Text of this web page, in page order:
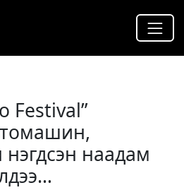
Festival”
наадам